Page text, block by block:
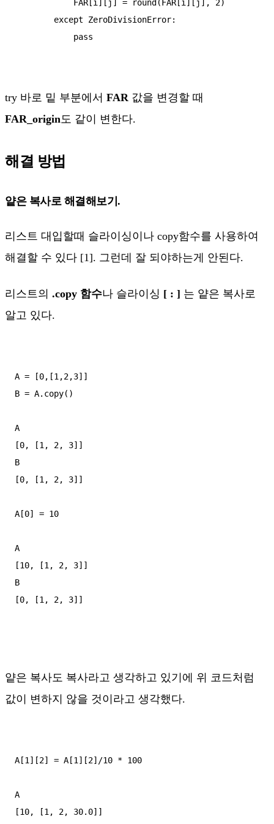
try 바로 밑 부분에서 FAR값을 변경할 때
FAR_origin도 같이 변한다.
해결 방법
얕은 복사로 해결해보기.
리스트 대입할때 슬라이싱이나 copy함수를 사용하여
해결할 수 있다 [1]. 그런데 잘 되야하는게 안된다.
리스트의 .copy 함수나 슬라이싱 [ : ] 는 얕은 복사로
알고 있다.
A = [0,[1,2,3]]
B = A.copy()
A
[0, [1, 2, 3]]
B
[0, [1, 2, 3]]
A[0] = 10
A
[10, [1, 2, 3]]
B
[0, [1, 2, 3]]
얕은 복사도 복사라고 생각하고 있기에 위 코드처럼
값이 변하지 않을 것이라고 생각했다.
A[1][2] = A[1][2]/10 * 100
A
[10, [1, 2, 30.0]]